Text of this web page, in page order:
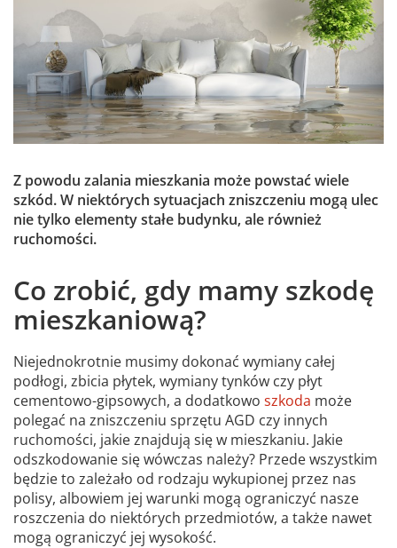
Z powodu zalania mieszkania może powstać wiele
szkód. W niektórych sytuacjach zniszczeniu mogą ulec
nie tylko elementy stałe budynku, ale również
ruchomości.
Co zrobić, gdy mamy szkodę
mieszkaniową?
Niejednokrotnie musimy dokonać wymiany całej
podłogi, zbicia płytek, wymiany tynków czy płyt
cementowo-gipsowych, a dodatkowo szkoda może
polegać na zniszczeniu sprzętu AGD czy innych
ruchomości, jakie znajdują się w mieszkaniu. Jakie
odszkodowanie się wówczas należy? Przede wszystkim
będzie to zależało od rodzaju wykupionej przez nas
polisy, albowiem jej warunki mogą ograniczyć nasze
roszczenia do niektórych przedmiotów, a także nawet
mogą ograniczyć jej wysokość.